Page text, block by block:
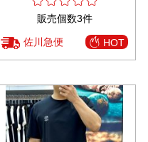
販売個数3件
佐川急便 HOT